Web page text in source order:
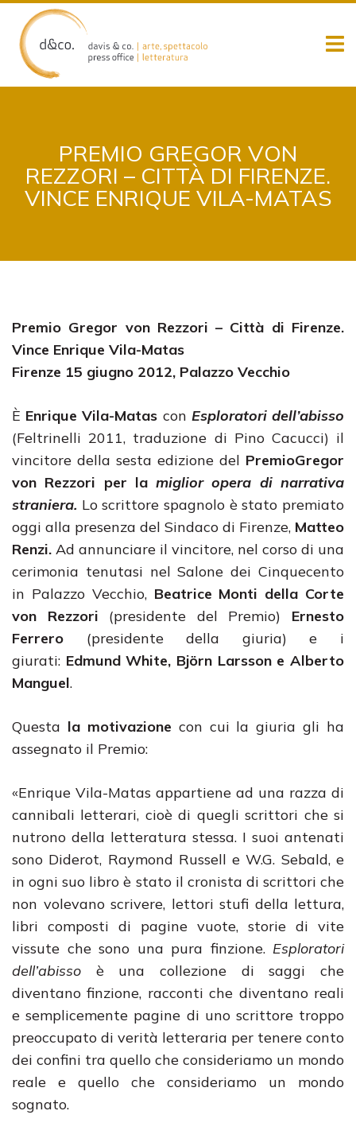
content
PREMIO GREGOR VON
REZZORI – CITTÀ DI FIRENZE.
VINCE ENRIQUE VILA-MATAS
Premio Gregor von Rezzori – Città di Firenze.
Vince Enrique Vila-Matas
Firenze 15 giugno 2012, Palazzo Vecchio
È Enrique Vila-Matas con Esploratori dell’abisso
(Feltrinelli 2011, traduzione di Pino Cacucci) il
vincitore della sesta edizione del PremioGregor
von Rezzori per lamiglior opera di narrativa
straniera. Lo scrittore spagnolo è stato premiato
oggi alla presenza del Sindaco di Firenze, Matteo
Renzi. Ad annunciare il vincitore, nel corso di una
cerimonia tenutasi nel Salone dei Cinquecento
in Palazzo Vecchio, Beatrice Monti della Corte
von Rezzori (presidente del Premio) Ernesto
Ferrero (presidente della giuria) e i
giurati: Edmund White, Björn Larsson e Alberto
Manguel.
Questa la motivazione con cui la giuria gli ha
assegnato il Premio:
«Enrique Vila-Matas appartiene ad una razza di
cannibali letterari, cioè di quegli scrittori che si
nutrono della letteratura stessa. I suoi antenati
sono Diderot, Raymond Russell e W.G. Sebald, e
in ogni suo libro è stato il cronista di scrittori che
non volevano scrivere, lettori stufi della lettura,
libri composti di pagine vuote, storie di vite
vissute che sono una pura finzione. Esploratori
dell’abisso è una collezione di saggi che
diventano finzione, racconti che diventano reali
e semplicemente pagine di uno scrittore troppo
preoccupato di verità letteraria per tenere conto
dei confini tra quello che consideriamo un mondo
reale e quello che consideriamo un mondo
sognato.